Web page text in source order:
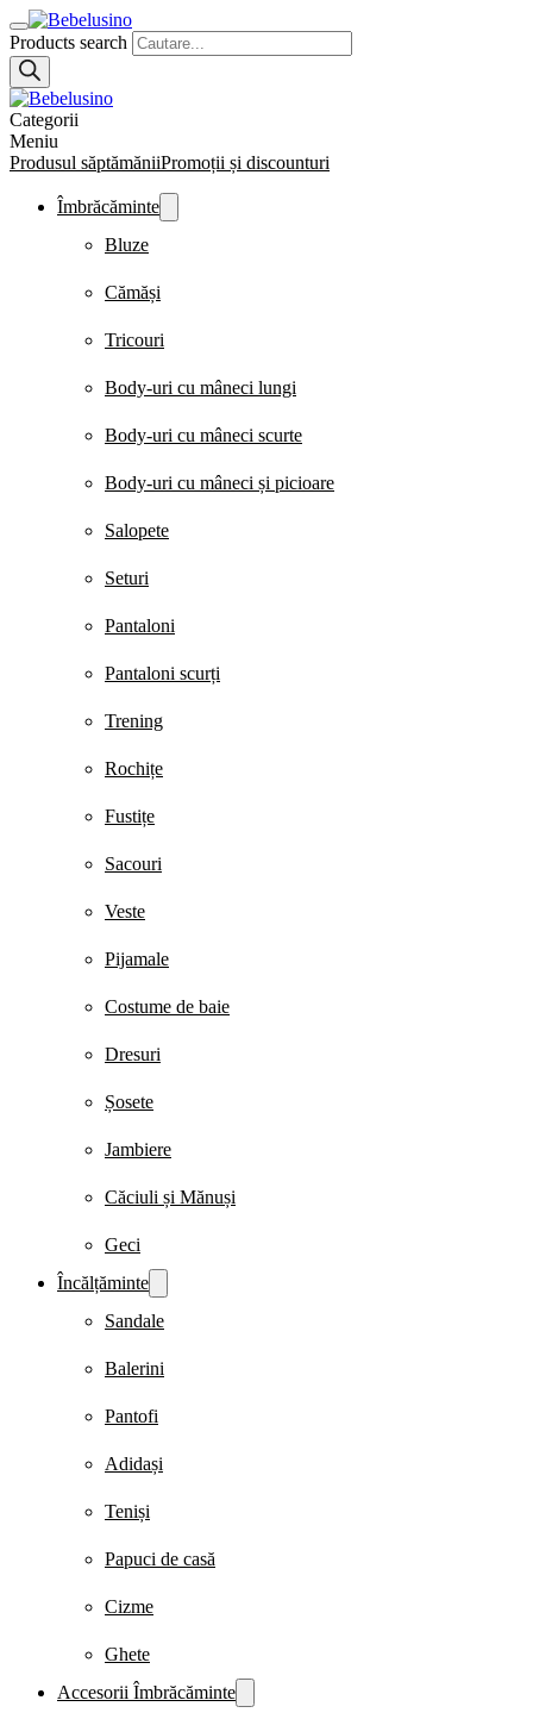
Products search
Categorii
Meniu
Produsul săptămăniiPromoții și discounturi
Îmbrăcăminte
Bluze
Cămăși
Tricouri
Body-uri cu mâneci lungi
Body-uri cu mâneci scurte
Body-uri cu mâneci și picioare
Salopete
Seturi
Pantaloni
Pantaloni scurți
Trening
Rochițe
Fustițe
Sacouri
Veste
Pijamale
Costume de baie
Dresuri
Șosete
Jambiere
Căciuli și Mănuși
Geci
Încălțăminte
Sandale
Balerini
Pantofi
Adidași
Teniși
Papuci de casă
Cizme
Ghete
Accesorii Îmbrăcăminte